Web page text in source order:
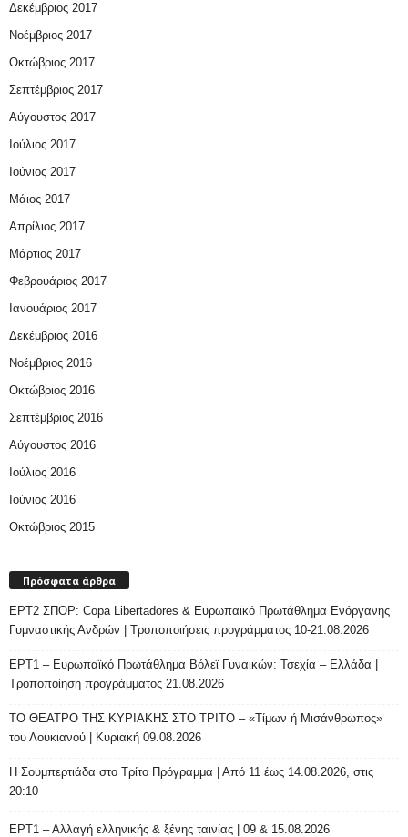
Δεκέμβριος 2017
Νοέμβριος 2017
Οκτώβριος 2017
Σεπτέμβριος 2017
Αύγουστος 2017
Ιούλιος 2017
Ιούνιος 2017
Μάιος 2017
Απρίλιος 2017
Μάρτιος 2017
Φεβρουάριος 2017
Ιανουάριος 2017
Δεκέμβριος 2016
Νοέμβριος 2016
Οκτώβριος 2016
Σεπτέμβριος 2016
Αύγουστος 2016
Ιούλιος 2016
Ιούνιος 2016
Οκτώβριος 2015
Πρόσφατα άρθρα
ΕΡΤ2 ΣΠΟΡ: Copa Libertadores & Ευρωπαϊκό Πρωτάθλημα Ενόργανης
Γυμναστικής Ανδρών | Τροποποιήσεις προγράμματος 10-21.08.2026
ΕΡΤ1 – Ευρωπαϊκό Πρωτάθλημα Βόλεϊ Γυναικών: Τσεχία – Ελλάδα |
Τροποποίηση προγράμματος 21.08.2026
ΤΟ ΘΕΑΤΡΟ ΤΗΣ ΚΥΡΙΑΚΗΣ ΣΤΟ ΤΡΙΤΟ – «Τίμων ή Μισάνθρωπος»
του Λουκιανού | Κυριακή 09.08.2026
H Σουμπερτιάδα στο Τρίτο Πρόγραμμα | Από 11 έως 14.08.2026, στις
20:10
ΕΡΤ1 – Αλλαγή ελληνικής & ξένης ταινίας | 09 & 15.08.2026